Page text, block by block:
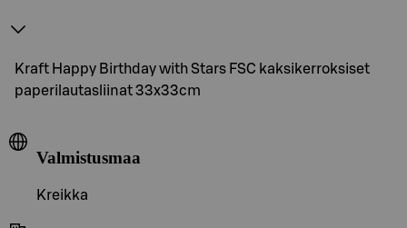
Kraft Happy Birthday with Stars FSC kaksikerroksiset
paperilautasliinat 33x33cm
Valmistusmaa
Kreikka